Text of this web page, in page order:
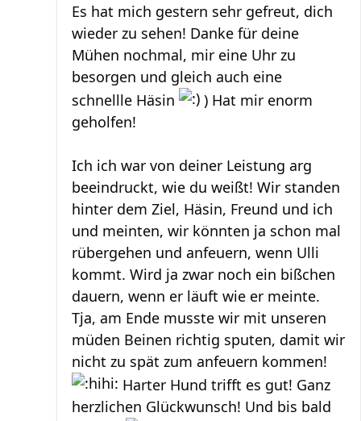
Es hat mich gestern sehr gefreut, dich
wieder zu sehen! Danke für deine
Mühen nochmal, mir eine Uhr zu
besorgen und gleich auch eine
schnellle Häsin
) Hat mir enorm
geholfen!
Ich ich war von deiner Leistung arg
beeindruckt, wie du weißt! Wir standen
hinter dem Ziel, Häsin, Freund und ich
und meinten, wir könnten ja schon mal
rübergehen und anfeuern, wenn Ulli
kommt. Wird ja zwar noch ein bißchen
dauern, wenn er läuft wie er meinte.
Tja, am Ende musste wir mit unseren
müden Beinen richtig sputen, damit wir
nicht zu spät zum anfeuern kommen!
Harter Hund trifft es gut! Ganz
herzlichen Glückwunsch! Und bis bald